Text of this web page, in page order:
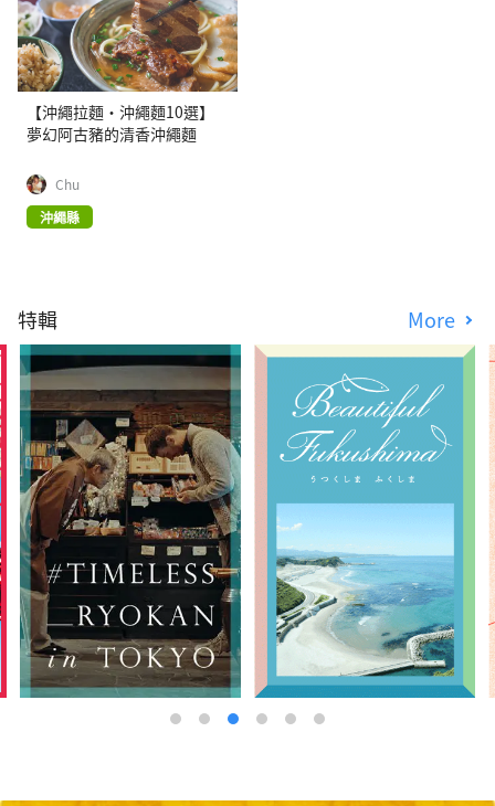
【沖繩拉麵・沖繩麵10選】
夢幻阿古豬的清香沖繩麵
Chu
沖繩縣
特輯 More